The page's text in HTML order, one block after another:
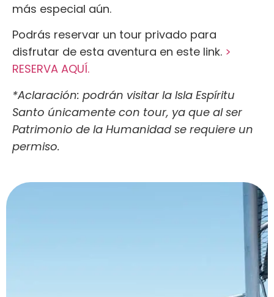
más especial aún.
Podrás reservar un tour privado para
disfrutar de esta aventura en este link. >
RESERVA AQUÍ.
*Aclaración: podrán visitar la Isla Espíritu
Santo únicamente con tour, ya que al ser
Patrimonio de la Humanidad se requiere un
permiso.